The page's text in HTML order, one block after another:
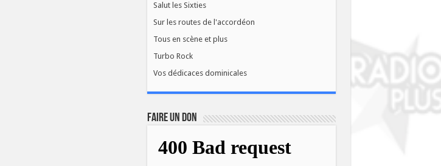
Salut les Sixties
Sur les routes de l'accordéon
Tous en scène et plus
Turbo Rock
Vos dédicaces dominicales
FAIRE UN DON